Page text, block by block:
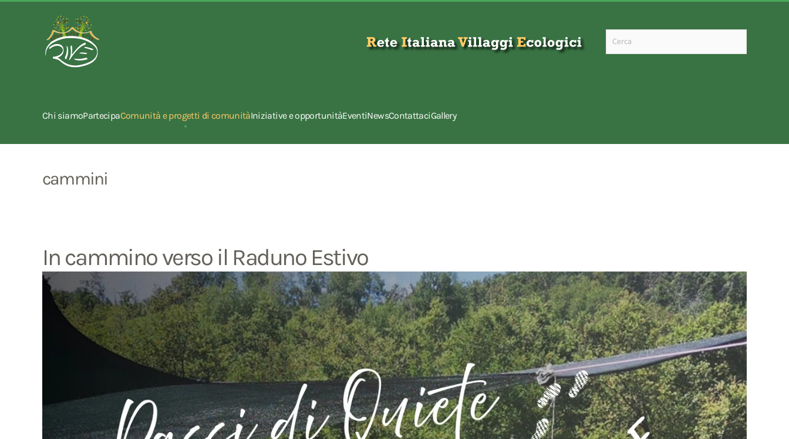
Chi siamoPartecipaComunità e progetti di comunitàIniziative e opportunitàEventiNewsContattaciGallery
cammini
In cammino verso il Raduno Estivo